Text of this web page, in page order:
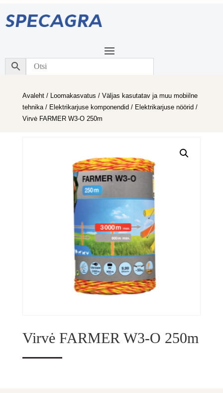
Avaleht/ Loomakasvatus / Väljas kasutatav ja muu mobiilne
tehnika/ Elektrikarjuse komponendid / Elektrikarjuse nöörid /
Virvė FARMER W3-O 250m
Virvė FARMER W3-O 250m